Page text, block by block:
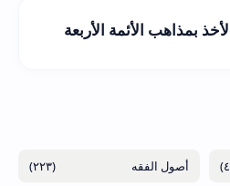
بمذاهب الأئمة الأربعة
(٢٢٣)